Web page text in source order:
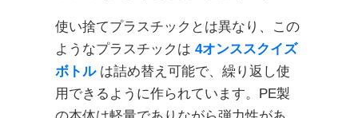
使い捨てプラスチックとは異なり、この
ようなプラスチックは 4オンススクイズ
ボトル は詰め替え可能で、繰り返し使
用できるように作られています。PE製